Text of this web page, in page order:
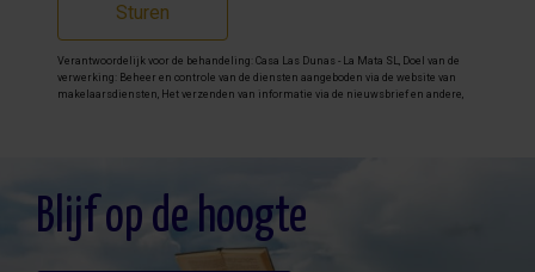
Sturen
Verantwoordelijk voor de behandeling: Casa Las Dunas - La Mata SL, Doel van de
verwerking: Beheer en controle van de diensten aangeboden via de website van
makelaarsdiensten, Het verzenden van informatie via de nieuwsbrief en andere,
gedetailleerde informatie over gegevensbescherming kan
geraadpleegd
Blijf op de hoogte